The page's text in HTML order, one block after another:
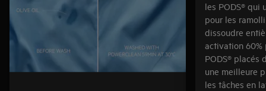
les PODS® qui
pour les
dissoudre
activation 60%
PODS® placés
une meilleure
les tâches en